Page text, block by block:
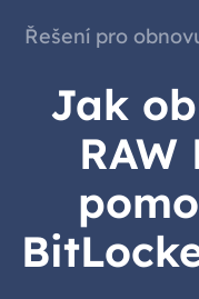
Řešení pro
Jak